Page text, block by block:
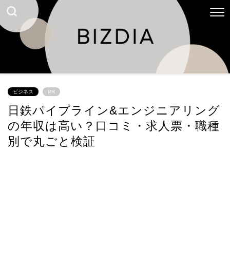
ビジネス PR
日鉄パイプライン&エンジニアリング
の年収は高い？口コミ・求人票・職種
別で丸ごと検証